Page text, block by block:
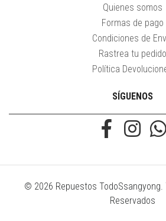
Quienes somos
Formas de pago
Condiciones de
Rastrea tu pedido
Política
SÍGUENOS
© 2026 Repuestos
Reservados